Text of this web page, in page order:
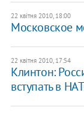
22 квітня 2010, 18:00
Московское
22 квітня 2010, 17:54
Клинтон:
вступать в